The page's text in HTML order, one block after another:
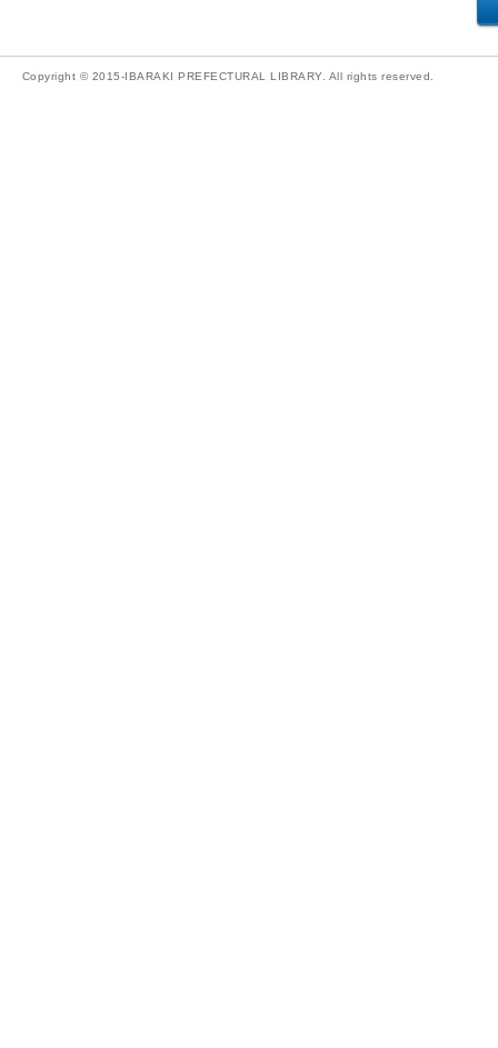
Copyright © 2015-IBARAKI PREFECTURAL LIBRARY. All rights reserved.